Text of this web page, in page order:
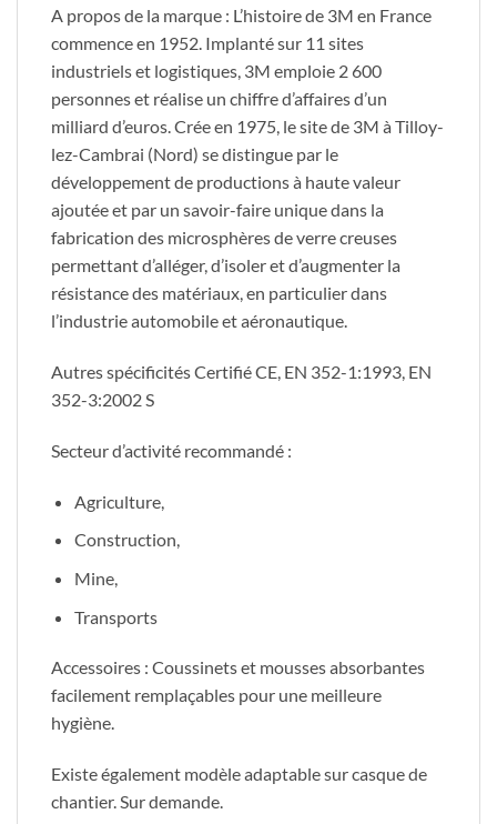
A propos de la marque : L’histoire de 3M en France
commence en 1952. Implanté sur 11 sites
industriels et logistiques, 3M emploie 2 600
personnes et réalise un chiffre d’affaires d’un
milliard d’euros. Crée en 1975, le site de 3M à Tilloy-
lez-Cambrai (Nord) se distingue par le
développement de productions à haute valeur
ajoutée et par un savoir-faire unique dans la
fabrication des microsphères de verre creuses
permettant d’alléger, d’isoler et d’augmenter la
résistance des matériaux, en particulier dans
l’industrie automobile et aéronautique.
Autres spécificités Certifié CE, EN 352-1:1993, EN
352-3:2002 S
Secteur d’activité recommandé :
Agriculture,
Construction,
Mine,
Transports
Accessoires : Coussinets et mousses absorbantes
facilement remplaçables pour une meilleure
hygiène.
Existe également modèle adaptable sur casque de
chantier. Sur demande.